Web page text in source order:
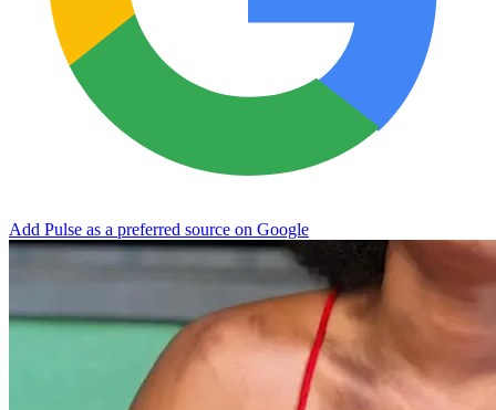
Add Pulse as a preferred source on Google